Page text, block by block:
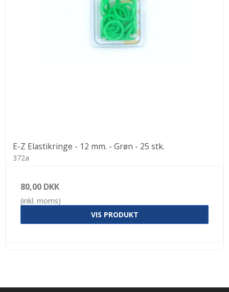
E-Z Elastikringe - 12 mm. - Grøn - 25 stk.
372a
80,00 DKK
(inkl. moms)
VIS PRODUKT